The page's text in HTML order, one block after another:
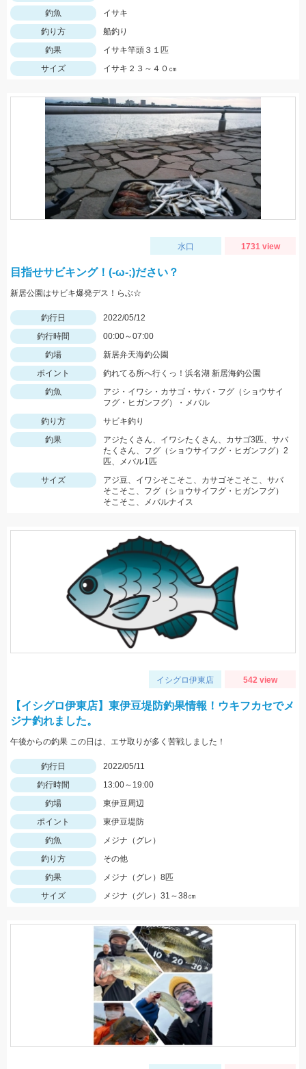
釣魚
イサキ
釣り方
船釣り
釣果
イサキ竿頭３１匹
サイズ
イサキ２３～４０㎝
水口 1731 view
目指せサビキング！(-ω-;)ださい？
新居公園はサビキ爆発デス！らぶ☆
釣行日
2022/05/12
釣行時間
00:00～07:00
釣場
新居弁天海釣公園
ポイント
釣れてる所へ行くっ！浜名湖 新居海釣公園
釣魚
アジ・イワシ・カサゴ・サバ・フグ（ショウサイ
フグ・ヒガンフグ）・メバル
釣り方
サビキ釣り
釣果
アジたくさん、イワシたくさん、カサゴ3匹、サバ
たくさん、フグ（ショウサイフグ・ヒガンフグ）2
匹、メバル1匹
サイズ
アジ豆、イワシそこそこ、カサゴそこそこ、サバ
そこそこ、フグ（ショウサイフグ・ヒガンフグ）
そこそこ、メバルナイス
イシグロ伊東店 542 view
【イシグロ伊東店】東伊豆堤防釣果情報！ウキフカセでメ
ジナ釣れました。
午後からの釣果 この日は、エサ取りが多く苦戦しました！
釣行日
2022/05/11
釣行時間
13:00～19:00
釣場
東伊豆周辺
ポイント
東伊豆堤防
釣魚
メジナ（グレ）
釣り方
その他
釣果
メジナ（グレ）8匹
サイズ
メジナ（グレ）31～38㎝